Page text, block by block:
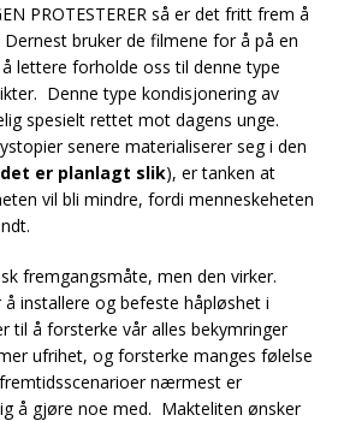
PROTESTERER så er det fritt frem å
bruker de filmene for å på en
lettere forholde oss til denne type
Denne type kondisjonering av
spesielt rettet mot dagens unge.
senere materialiserer seg i den
er planlagt slik), er tanken at
vil bli mindre, fordi menneskeheten
fremgangsmåte, men den virker.
installere og befeste håpløshet i
til å forsterke vår alles bekymringer
ufrihet, og forsterke manges følelse
nærmest er
å gjøre noe med. Makteliten ønsker